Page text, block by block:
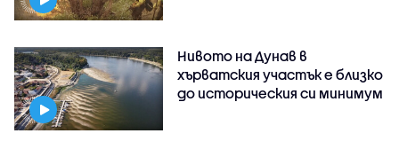
Нивото на Дунав в
хърватския участък е близко
до историческия си минимум